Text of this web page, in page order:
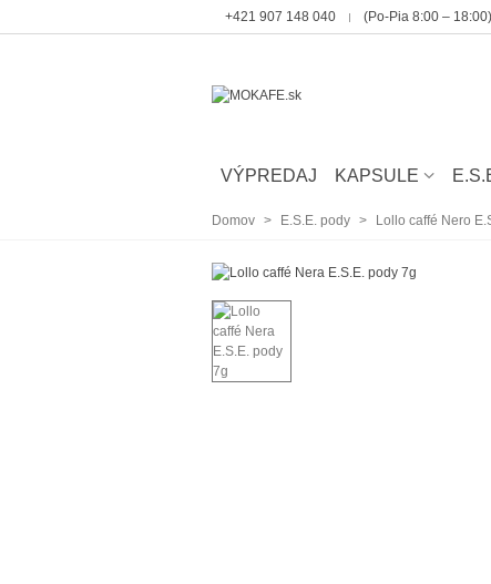
‭+421 907 148 040 (Po-Pia 8:00 – 18:00)
VÝPREDAJ KAPSULE
Domov > E.S.E. pody > Lollo caffé Nero